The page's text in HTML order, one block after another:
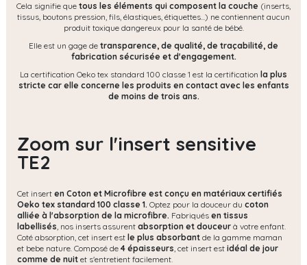
Cela signifie que tous les éléments qui composent la couche (inserts,
tissus, boutons pression, fils, élastiques, étiquettes...) ne contiennent aucun
produit toxique dangereux pour la santé de bébé.
Elle est un gage de transparence, de qualité, de traçabilité, de
fabrication sécurisée et d'engagement.
La certification Oeko tex standard 100 classe 1 est la certification la plus
stricte car elle concerne les produits en contact avec les enfants
de moins de trois ans.
Zoom sur l'insert sensitive
TE2
Cet insert en Coton et Microfibre est conçu en matériaux certifiés
Oeko tex standard 100 classe 1. Optez pour la douceur du coton
alliée à l'absorption de la microfibre. Fabriqués en tissus
labellisés , nos inserts assurent absorption et douceur à votre enfant.
Coté absorption, cet insert est le plus absorbant de la gamme maman
et bebe nature. Composé de 4 épaisseurs , cet insert est idéal de jour
comme de nuit et s'entretient facilement.